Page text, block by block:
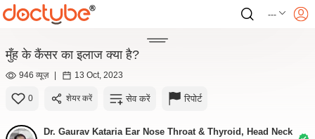
---
मुँह के कैंसर का इलाज क्या है?
946 व्यूज़ | 13 Oct, 2023
0 शेयर करें सेव करें रिपोर्ट
Dr. Gaurav Kataria Ear Nose Throat & Thyroid, Head Neck